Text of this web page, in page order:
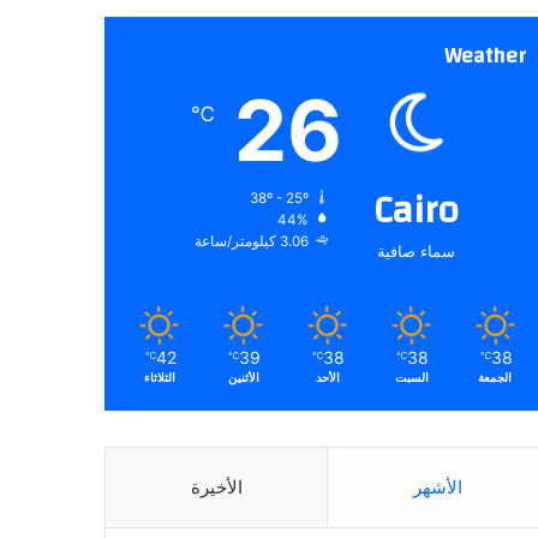
Weather
Cairo
سماء صافية
26
℃
44%
3.06 كيلومتر/ساعة
38
℃
الجمعة
38
℃
السبت
38
℃
الأحد
39
℃
الأثنين
42
℃
الثلاثاء
الأشهر الأخيرة